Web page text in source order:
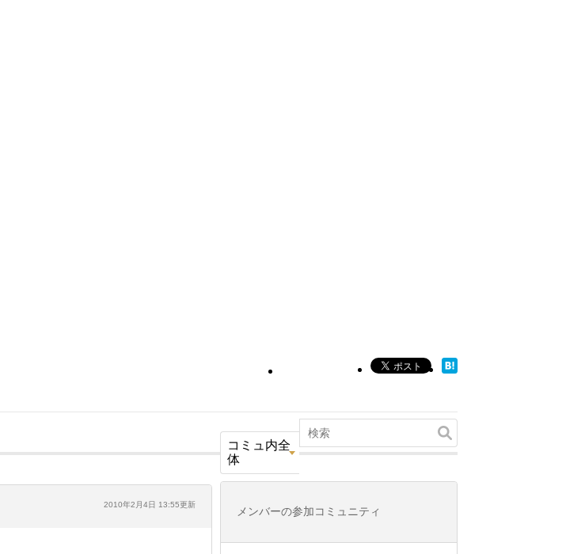
コミュ内全
体
2010年2月4日 13:55更新
メンバーの参加コミュニティ